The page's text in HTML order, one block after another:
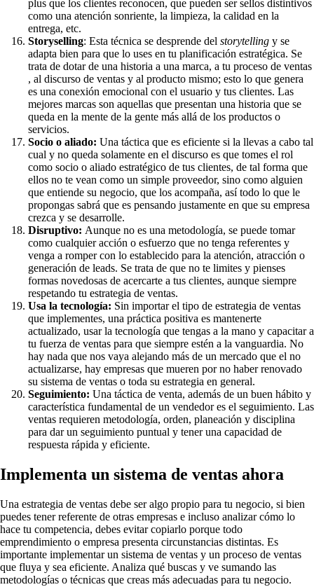
plus que los clientes reconocen, que pueden ser sellos distintivos
como una atención sonriente, la limpieza, la calidad en la
entrega, etc.
Storyselling: Esta técnica se desprende del storytelling y se
adapta bien para que lo uses en tu planificación estratégica. Se
trata de dotar de una historia a una marca, a tu proceso de ventas
, al discurso de ventas y al producto mismo; esto lo que genera
es una conexión emocional con el usuario y tus clientes. Las
mejores marcas son aquellas que presentan una historia que se
queda en la mente de la gente más allá de los productos o
servicios.
Socio o aliado: Una táctica que es eficiente si la llevas a cabo tal
cual y no queda solamente en el discurso es que tomes el rol
como socio o aliado estratégico de tus clientes, de tal forma que
ellos no te vean como un simple proveedor, sino como alguien
que entiende su negocio, que los acompaña, así todo lo que le
propongas sabrá que es pensando justamente en que su empresa
crezca y se desarrolle.
Disruptivo: Aunque no es una metodología, se puede tomar
como cualquier acción o esfuerzo que no tenga referentes y
venga a romper con lo establecido para la atención, atracción o
generación de leads. Se trata de que no te limites y pienses
formas novedosas de acercarte a tus clientes, aunque siempre
respetando tu estrategia de ventas.
Usa la tecnología: Sin importar el tipo de estrategia de ventas
que implementes, una práctica positiva es mantenerte
actualizado, usar la tecnología que tengas a la mano y capacitar a
tu fuerza de ventas para que siempre estén a la vanguardia. No
hay nada que nos vaya alejando más de un mercado que el no
actualizarse, hay empresas que mueren por no haber renovado
su sistema de ventas o toda su estrategia en general.
Seguimiento: Una táctica de venta, además de un buen hábito y
característica fundamental de un vendedor es el seguimiento. Las
ventas requieren metodología, orden, planeación y disciplina
para dar un seguimiento puntual y tener una capacidad de
respuesta rápida y eficiente.
Implementa un sistema de ventas ahora
Una estrategia de ventas debe ser algo propio para tu negocio, si bien
puedes tener referente de otras empresas e incluso analizar cómo lo
hace tu competencia, debes evitar copiarlo porque todo
emprendimiento o empresa presenta circunstancias distintas. Es
importante implementar un sistema de ventas y un proceso de ventas
que fluya y sea eficiente. Analiza qué buscas y ve sumando las
metodologías o técnicas que creas más adecuadas para tu negocio.